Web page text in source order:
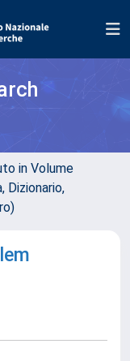
in Volume
Dizionario,